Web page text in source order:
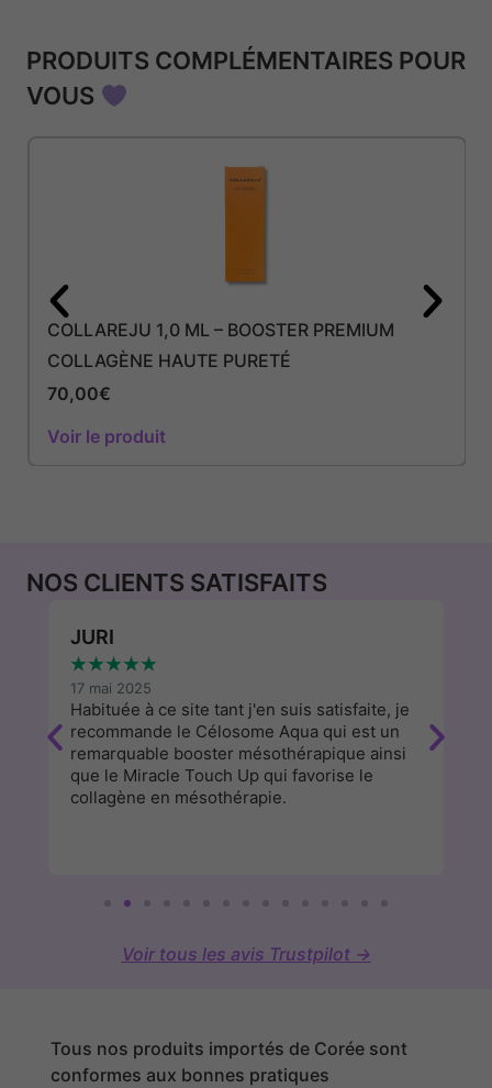
PRODUITS COMPLÉMENTAIRES POUR
VOUS
COLLAREJU 1,0 ML – BOOSTER PREMIUM
COLLAGÈNE HAUTE PURETÉ
70,00€
Voir le produit
NOS CLIENTS SATISFAITS
JURI
★★★★★
17 mai 2025
Habituée à ce site tant j'en suis satisfaite, je
recommande le Célosome Aqua qui est un
remarquable booster mésothérapique ainsi
que le Miracle Touch Up qui favorise le
collagène en mésothérapie.
Voir tous les avis Trustpilot →
Tous nos produits importés de Corée sont
conformes aux bonnes pratiques